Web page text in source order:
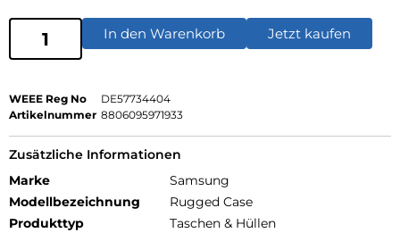
In den Warenkorb Jetzt kaufen
WEEE Reg No
DE57734404
Artikelnummer 8806095971933
Zusätzliche Informationen
Marke
Samsung
Modellbezeichnung
Rugged Case
Produkttyp
Taschen & Hüllen